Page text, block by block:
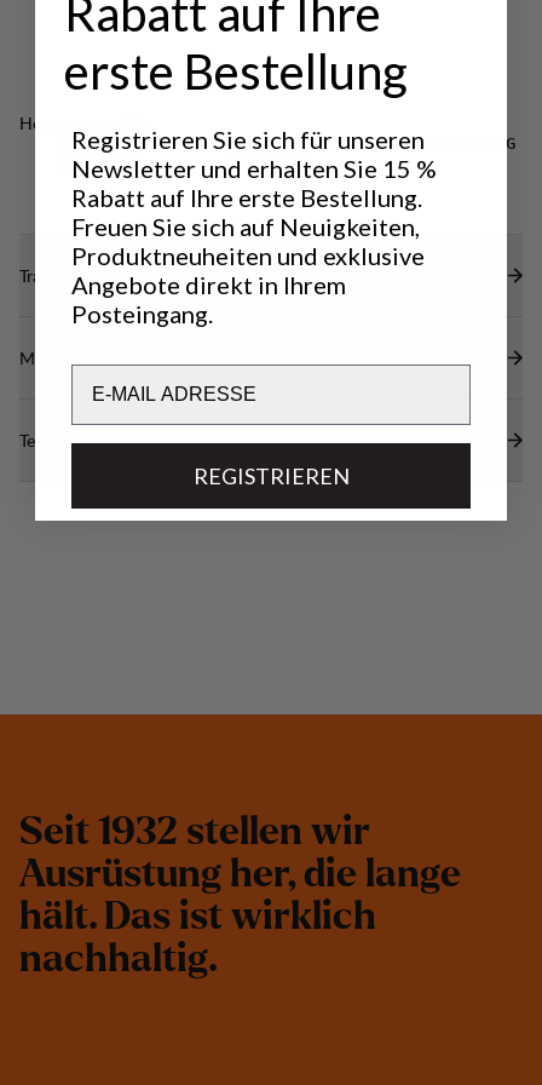
Isolationspolsterung.
Zwei-Wege-Frontreißverschluss mit Sturmklappe
DWR-Behandlung (100 % frei von
Fluorkohlenwasserstoffen), um Wasser und
Schmutz abzuweisen.
Hervorragend für
CLASSIC
TREKKING
LIGHT & TECH
TREKKING
NORDIC SKATING
Transparenz
Materialien
Technische Daten
Seit 1932 stellen wir
Ausrüstung her, die lange
hält. Das ist wirklich
nachhaltig.
Rabatt auf Ihre
erste Bestellung
Registrieren Sie sich für unseren
Newsletter und erhalten Sie 15 %
Rabatt auf Ihre erste Bestellung.
Freuen Sie sich auf Neuigkeiten,
Produktneuheiten und exklusive
Angebote direkt in Ihrem
Posteingang.
REGISTRIEREN